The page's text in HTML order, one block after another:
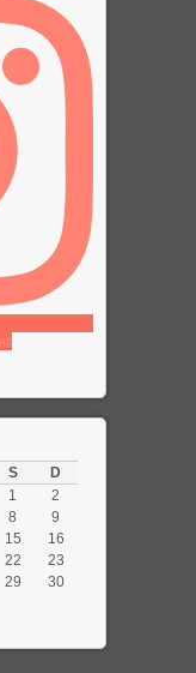
S
D
1
2
8
9
15
16
22
23
29
30